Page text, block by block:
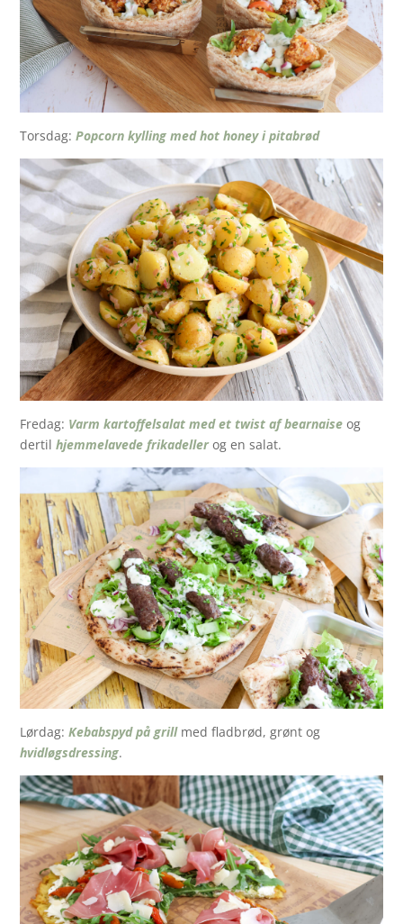
Torsdag:Popcorn kylling med hot honey i pitabrød
Fredag: Varm kartoffelsalat med et twist af bearnaise og
dertilhjemmelavede frikadellerog en salat.
Lørdag:Kebabspyd på grill med fladbrød, grønt og
hvidløgsdressing.